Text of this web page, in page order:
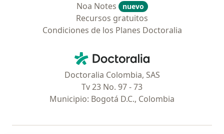
Noa Notes
nuevo
Recursos gratuitos
Condiciones de los Planes Doctoralia
Doctoralia - Página de inicio
Doctoralia Colombia, SAS
Tv 23 No. 97 - 73
Municipio: Bogotá D.C., Colombia